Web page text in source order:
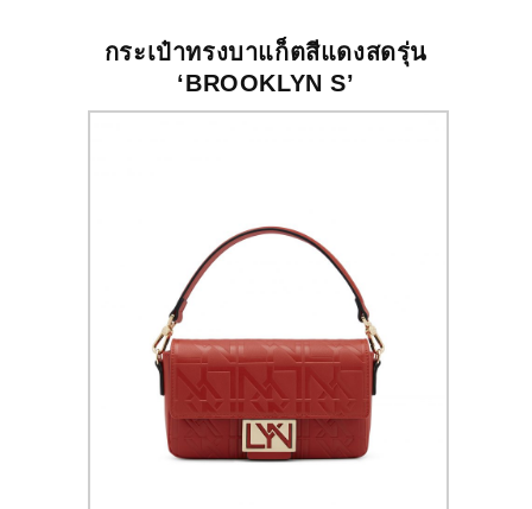
กระเป๋าทรงบาแก็ตสีแดงสดรุ่น
‘BROOKLYN S’